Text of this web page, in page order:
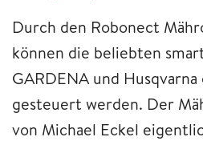
Durch den Robonect
können die beliebten
GARDENA und
gesteuert werden. Der
von Michael Eckel